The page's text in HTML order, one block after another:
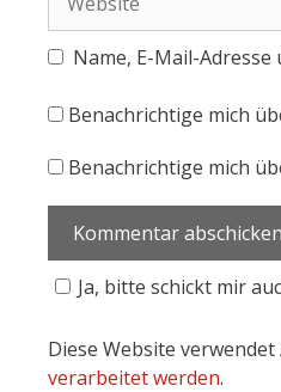
Name, E-Mail-
Benachrichtige mich
Benachrichtige mich
Ja, bitte schickt mir
Diese Website
verarbeitet werden.